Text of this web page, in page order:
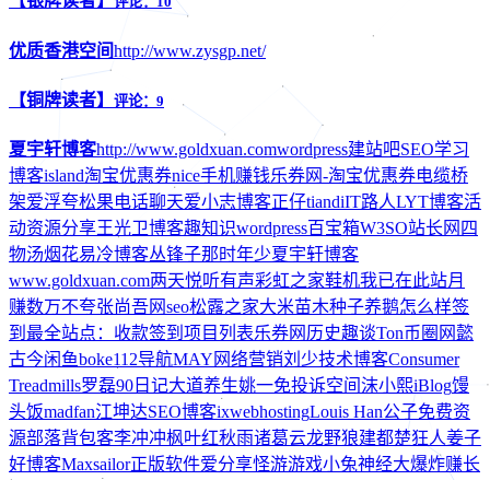
优质香港空间http://www.zysgp.net/
【铜牌读者】 评论：9
夏宇轩博客http://www.goldxuan.comwordpress建站吧SEO学习
博客island淘宝优惠券nice手机赚钱乐券网-淘宝优惠券电缆桥
架爱浮夸松果电话聊天爱小志博客正仔tiandiIT路人LYT博客活
动资源分享王光卫博客趣知识wordpress百宝箱W3SO站长网 四
物汤烟花易冷博客丛锋子那时年少夏宇轩博客
www.goldxuan.com两天悦听有声彩虹之家鞋机我已在此站月
赚数万不夸张尚吾网seo松露之家大米苗木种子养鹅怎么样签
到最全站点：收款签到项目列表乐券网 历史趣谈Ton币圈网 懿
古今闲鱼boke112导航MAY网络营销刘少技术博客Consumer
Treadmills罗磊90日记大道养生姚一免投诉空间沫小熙iBlog馒
头饭madfan江坤达SEO博客ixwebhostingLouis Han公子免费资
源部落背包客李冲冲枫叶红秋雨诸葛云龙野狼建都楚狂人姜子
好博客Maxsailor正版软件爱分享怪游游戏小兔神经大爆炸赚长